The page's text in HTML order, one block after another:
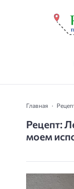
Главная
Рецепт:
моем